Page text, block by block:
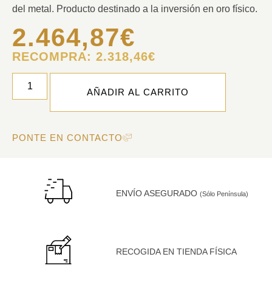
del metal. Producto destinado a la inversión en oro físico.
2.464,87€
RECOMPRA: 2.318,46€
AÑADIR AL CARRITO
PONTE EN CONTACTO
ENVÍO ASEGURADO(Sólo Península)
RECOGIDA EN TIENDA FÍSICA